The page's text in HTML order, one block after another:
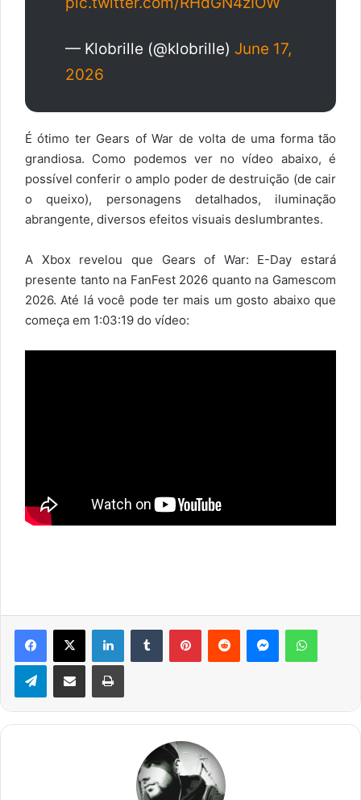
— Klobrille (@klobrille) June 17,
2026
É ótimo ter Gears of War de volta de uma forma tão
grandiosa. Como podemos ver no vídeo abaixo, é
possível conferir o amplo poder de destruição (de cair
o queixo), personagens detalhados, iluminação
abrangente, diversos efeitos visuais deslumbrantes.
A Xbox revelou que Gears of War: E-Day estará
presente tanto na FanFest 2026 quanto na Gamescom
2026. Até lá você pode ter mais um gosto abaixo que
começa em 1:03:19 do vídeo:
Facebook
X LinkedinTumblr PinterestReddit Messenger
TelegramCompartilhar via e-mail Imprimir